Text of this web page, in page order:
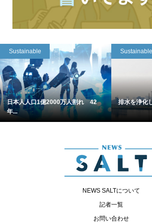
Sustainable
日本人人口1億2000万人割れ 42
年...
Sustainable
排水を浄化
NEWS SALTについて
記者一覧
お問い合わせ